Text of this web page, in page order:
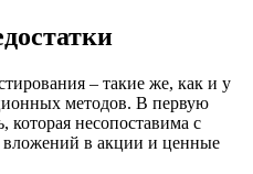
– такие же, как и у
методов. В первую
которая несопоставима с
вложений в акции и ценные